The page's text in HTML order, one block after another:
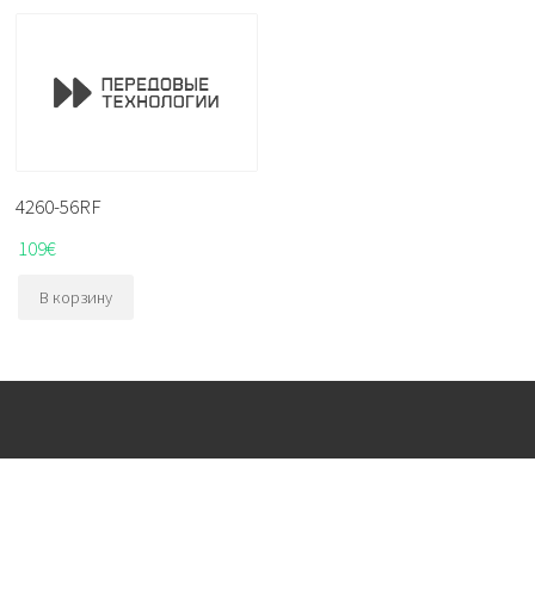
4260-56RF
109€
В корзину